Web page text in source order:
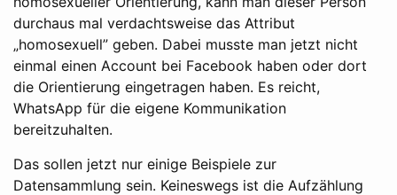
durchaus mal verdachtsweise das Attribut
„homosexuell” geben. Dabei musste man jetzt nicht
einmal einen Account bei Facebook haben oder dort
die Orientierung eingetragen haben. Es reicht,
WhatsApp für die eigene Kommunikation
bereitzuhalten.
Das sollen jetzt nur einige Beispiele zur
Datensammlung sein. Keineswegs ist die Aufzählung